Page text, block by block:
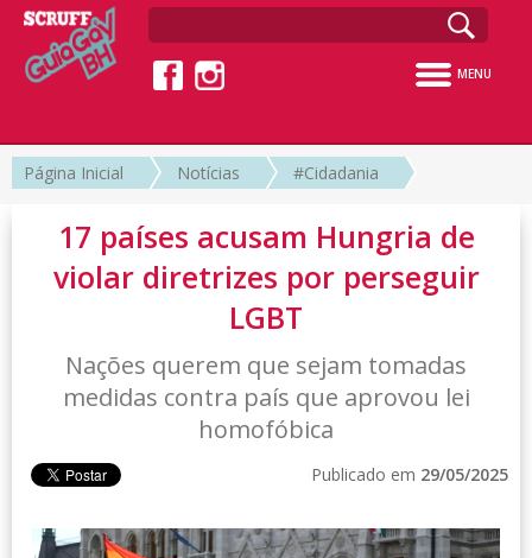
MENU
Página Inicial Notícias #Cidadania
17 países acusam Hungria de
violar diretrizes por perseguir
LGBT
Nações querem que sejam tomadas
medidas contra país que aprovou lei
homofóbica
Publicado em 29/05/2025